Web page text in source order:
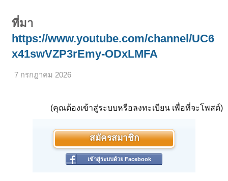
ที่มา
https://www.youtube.com/channel/UC6
x41swVZP3rEmy-ODxLMFA
7 กรกฎาคม 2026
(คุณต้องเข้าสู่ระบบหรือลงทะเบียน เพื่อที่จะโพสต์)
สมัครสมาชิก
เข้าสู่ระบบด้วย Facebook